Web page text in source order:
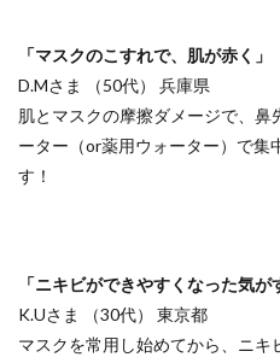
「マスクのこすれで、肌が赤く」
D.Mさま （50代） 兵庫県
肌とマスクの摩擦ダメージで、鼻
ーター（or薬用ウォーター）で集
す！
「ニキビができやすくなった気が
K.Uさま （30代） 東京都
マスクを常用し始めてから、ニキ